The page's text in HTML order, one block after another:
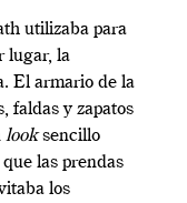
utilizaba para
lugar, la
El armario de la
faldas y zapatos
looksencillo
que las prendas
los